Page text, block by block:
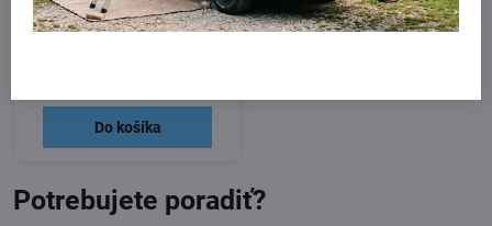
Thule Square Bar Clamp pre
Škodu Superb Sedan 2024 - ,
Do košíka
Potrebujete poradiť?